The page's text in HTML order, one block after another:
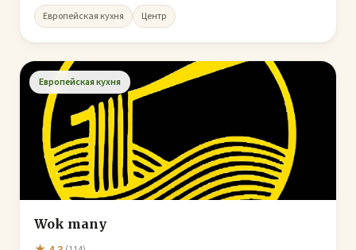
Европейская кухня Центр
Европейская кухня
Wok many